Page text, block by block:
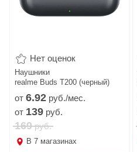
Нет оценок
Наушники
realme Buds T200 (черный)
от 6.92 руб./мес.
от 139 руб.
169руб.
В 7 магазинах